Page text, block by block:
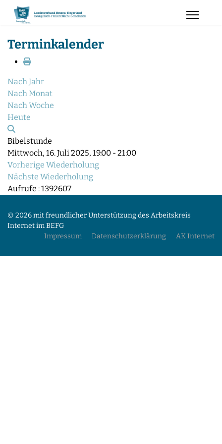
Terminkalender
Nach Jahr
Nach Monat
Nach Woche
Heute
Bibelstunde
Mittwoch, 16. Juli 2025, 19:00 - 21:00
Vorherige Wiederholung
Nächste Wiederholung
Aufrufe : 1392607
© 2026 mit freundlicher Unterstützung des Arbeitskreis
Internet im BEFG
Impressum
Datenschutzerklärung AK Internet